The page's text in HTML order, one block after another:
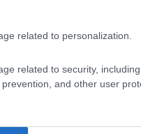
related to personalization.
related to security, including
and other user
la esponja
en la entrada